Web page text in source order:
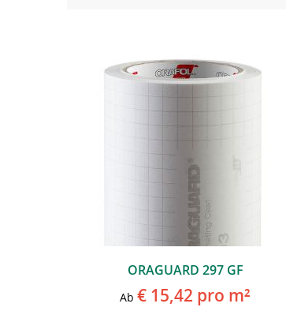
ORAGUARD 297 GF
Ab € 15,42 pro m²